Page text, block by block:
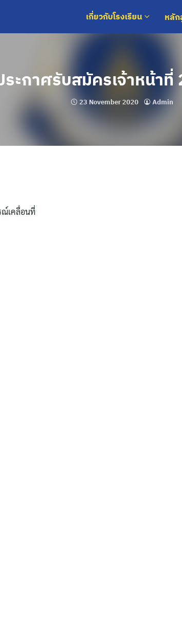
เกี่ยวกับโรงเรียน หลัก
ระกาศรับสมัครเจ้าหน้าที่
23 November 2020 Admin
ณ์เคลื่อนที่